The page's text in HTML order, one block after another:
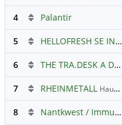
4 Palantir
5 HELLOFRESH SE INH O.N.
6 THE TRA.DESK A DL-,000001
7 RHEINMETALL Hauptdiskussion
8 Nantkwest / Immunitybio -> IBRX